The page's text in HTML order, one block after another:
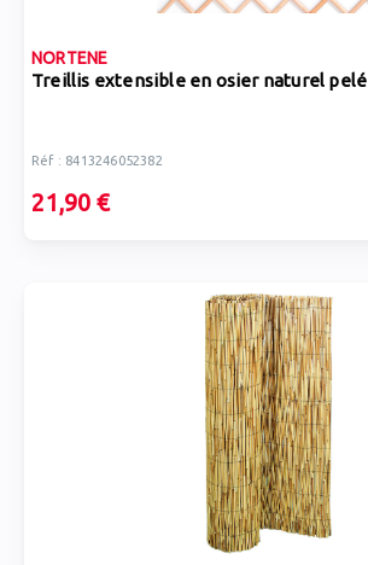
NORTENE
Treillis extensible en osier naturel pelé
Réf : 8413246052382
21,90 €